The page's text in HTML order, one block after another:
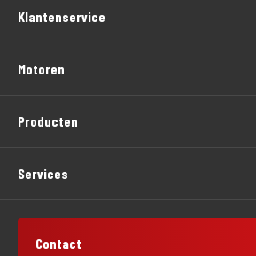
Klantenservice
Motoren
Producten
Services
Contact